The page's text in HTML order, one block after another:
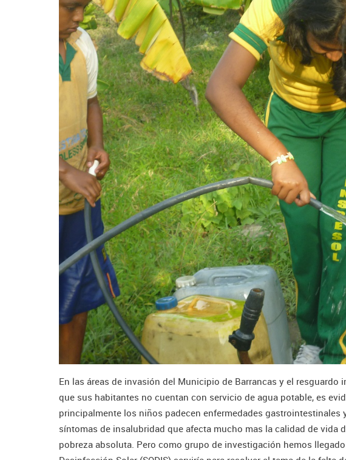
En las áreas de invasión del Municipio de Barrancas y el
que sus habitantes no cuentan con servicio de agua potable, es
principalmente los niños padecen enfermedades gastrointestinales
síntomas de insalubridad que afecta mucho mas la calidad de vida
pobreza absoluta. Pero como grupo de investigación hemos